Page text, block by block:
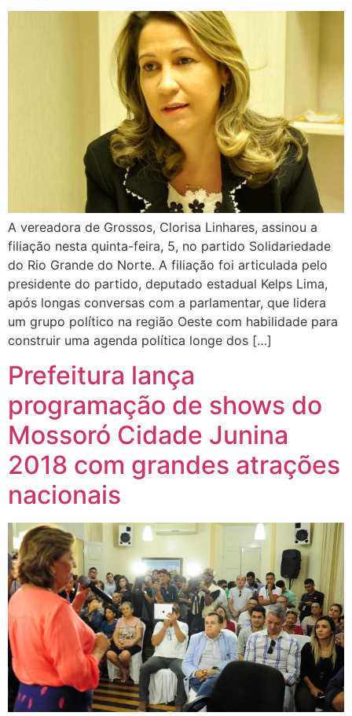
A vereadora de Grossos, Clorisa Linhares, assinou a
filiação nesta quinta-feira, 5, no partido Solidariedade
do Rio Grande do Norte. A filiação foi articulada pelo
presidente do partido, deputado estadual Kelps Lima,
após longas conversas com a parlamentar, que lidera
um grupo político na região Oeste com habilidade para
construir uma agenda política longe dos […]
Prefeitura lança
programação de shows do
Mossoró Cidade Junina
2018 com grandes atrações
nacionais